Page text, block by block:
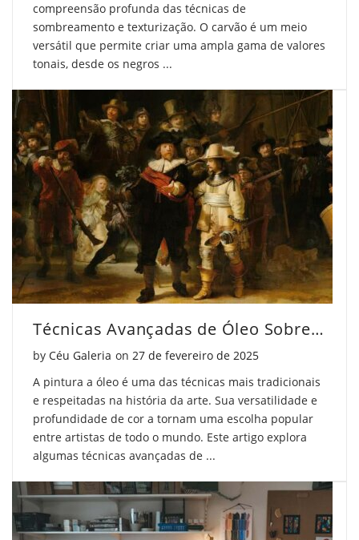
compreensão profunda das técnicas de
sombreamento e texturização. O carvão é um meio
versátil que permite criar uma ampla gama de valores
tonais, desde os negros ...
Técnicas Avançadas de Óleo Sobre Tela para Artistas
by Céu Galeria on Posted on
27 de fevereiro de 2025
A pintura a óleo é uma das técnicas mais tradicionais
e respeitadas na história da arte. Sua versatilidade e
profundidade de cor a tornam uma escolha popular
entre artistas de todo o mundo. Este artigo explora
algumas técnicas avançadas de ...